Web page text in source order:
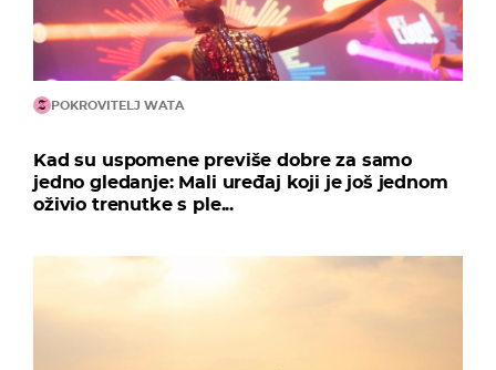
POKROVITELJ WATA
Kad su uspomene previše dobre za samo
jedno gledanje: Mali uređaj koji je još jednom
oživio trenutke s ple...